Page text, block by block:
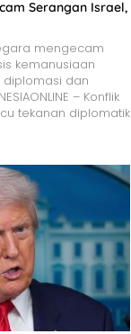
Serangan Israel,
mengecam
kemanusiaan
dan
– Konflik
tekanan diplomatik